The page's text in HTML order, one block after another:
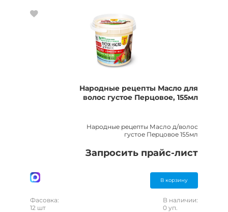
Народные рецепты Масло для
волос густое Перцовое, 155мл
Народные рецепты Масло д/волос
густое Перцовое 155мл
Запросить прайс-лист
В корзину
Фасовка:
12 шт
В наличии:
0 уп.